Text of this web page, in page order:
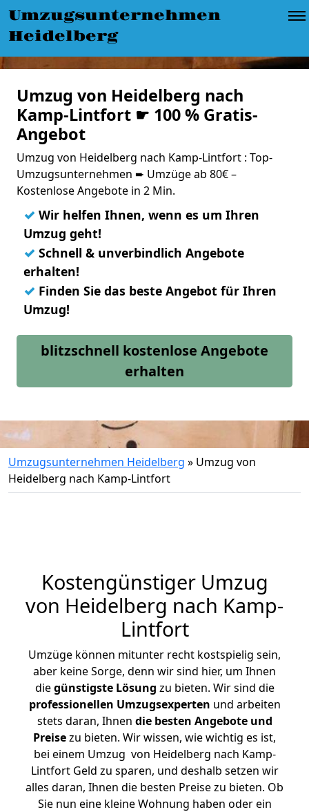
Umzugsunternehmen
Heidelberg
Umzug von Heidelberg nach
Kamp-Lintfort ☛ 100 % Gratis-
Angebot
Umzug von Heidelberg nach Kamp-Lintfort : Top-
Umzugsunternehmen ➨ Umzüge ab 80€ –
Kostenlose Angebote in 2 Min.
✓ Wir helfen Ihnen, wenn es um Ihren
Umzug geht!
✓ Schnell & unverbindlich Angebote
erhalten!
✓ Finden Sie das beste Angebot für Ihren
Umzug!
blitzschnell kostenlose Angebote
erhalten
Umzugsunternehmen Heidelberg » Umzug von
Heidelberg nach Kamp-Lintfort
Kostengünstiger Umzug
von Heidelberg nach Kamp-
Lintfort
Umzüge können mitunter recht kostspielig sein,
aber keine Sorge, denn wir sind hier, um Ihnen
diegünstigste Lösung zu bieten. Wir sind die
professionellen Umzugsexperten und arbeiten
stets daran, Ihnen die besten Angebote und
Preisezu bieten. Wir wissen, wie wichtig es ist,
bei einem Umzug von Heidelberg nach Kamp-
Lintfort Geld zu sparen, und deshalb setzen wir
alles daran, Ihnen die besten Preise zu bieten. Ob
Sie nun eine kleine Wohnung haben oder ein